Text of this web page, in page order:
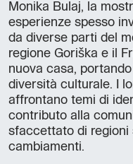
Monika Bulaj, la
esperienze spesso
da diverse parti del
regione Goriška e il
nuova casa,
diversità culturale. I
affrontano temi di
contributo alla
sfaccettato di regioni
cambiamenti.